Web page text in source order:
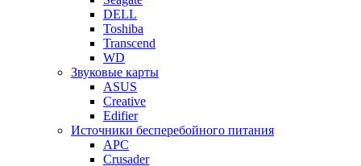
DELL
Toshiba
Transcend
WD
Звуковые карты
ASUS
Creative
Edifier
Источники бесперебойного питания
APC
Crusader